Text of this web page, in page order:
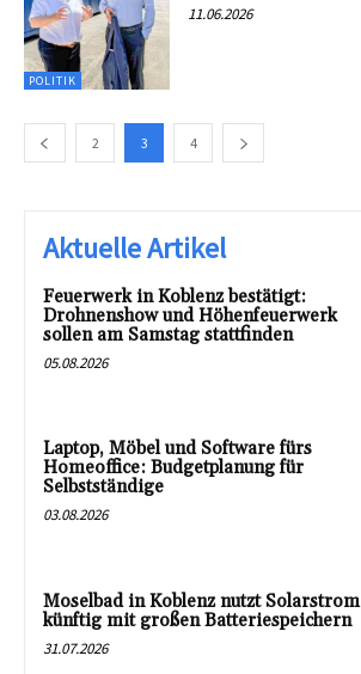
POLITIK
11.06.2026
2 3 4
Aktuelle Artikel
Feuerwerk in Koblenz bestätigt:
Drohnenshow und Höhenfeuerwerk
sollen am Samstag stattfinden
05.08.2026
Laptop, Möbel und Software fürs
Homeoffice: Budgetplanung für
Selbstständige
03.08.2026
Moselbad in Koblenz nutzt Solarstrom
künftig mit großen Batteriespeichern
31.07.2026